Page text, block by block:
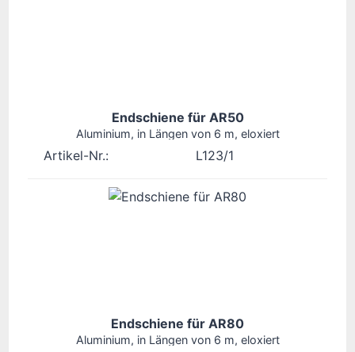
Endschiene für AR50
Aluminium, in Längen von 6 m, eloxiert
Artikel-Nr.: L123/1
Endschiene für AR80
Aluminium, in Längen von 6 m, eloxiert